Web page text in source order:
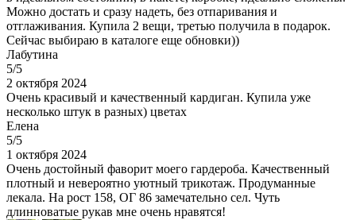
Можно достать и сразу надеть, без отпаривания и
отглаживания. Купила 2 вещи, третью получила в подарок.
Сейчас выбираю в каталоге еще обновки))
Лабутина
5/5
2 октября 2024
Очень красивый и качественный кардиган. Купила уже
несколько штук в разных) цветах
Елена
5/5
1 октября 2024
Очень достойный фаворит моего гардероба. Качественный
плотный и невероятно уютный трикотаж. Продуманные
лекала. На рост 158, ОГ 86 замечательно сел. Чуть
длинноватые рукав мне очень нравятся!